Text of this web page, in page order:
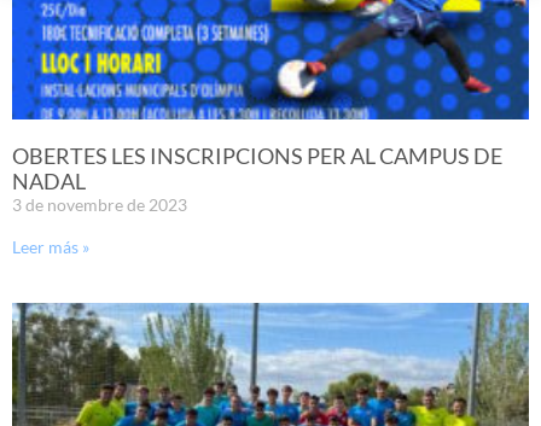
OBERTES LES INSCRIPCIONS PER AL CAMPUS DE
NADAL
3 de novembre de 2023
Leer más »